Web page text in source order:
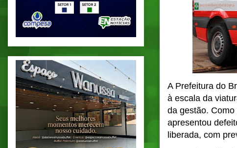
A Prefeitura do
à escala da
da gestão.
apresentou
liberada, com